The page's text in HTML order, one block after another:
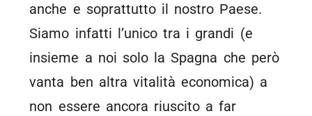
anche e soprattutto il nostro Paese.
Siamo infatti l’unico tra i grandi (e
insieme a noi solo la Spagna che però
vanta ben altra vitalità economica) a
non essere ancora riuscito a far